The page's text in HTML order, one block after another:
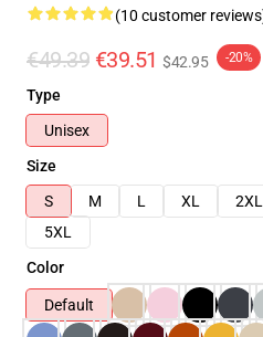
(10 customer
€49.39 €39.51 $42.95 -20%
Type
Unisex
Size
S
M L XL 2XL
5XL
Color
Default